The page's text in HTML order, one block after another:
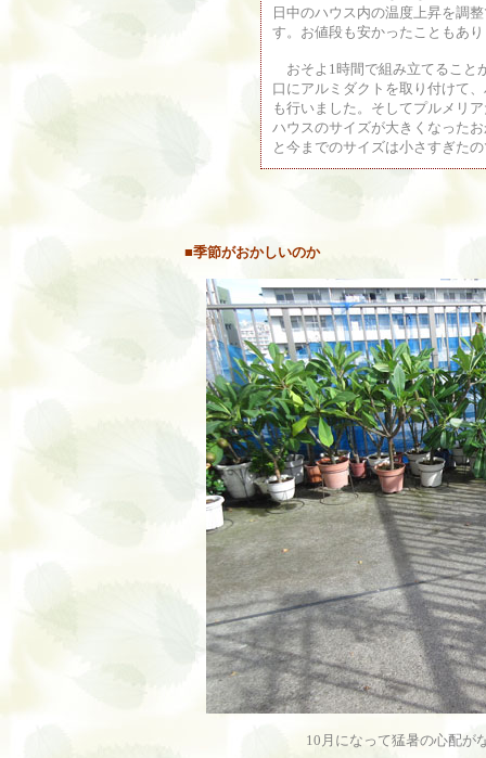
日中のハウス内の温度上昇を調
す。お値段も安かったこともあ
おそよ1時間で組み立てること
口にアルミダクトを取り付けて
も行いました。そしてプルメリ
ハウスのサイズが大きくなった
と今までのサイズは小さすぎた
■季節がおかしいのか
10月になって猛暑の心配が